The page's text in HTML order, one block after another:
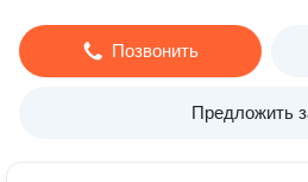
Позвонить
Предложить